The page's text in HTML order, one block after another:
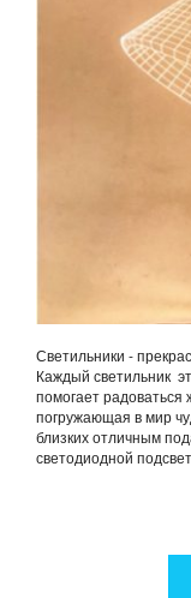
Светильники -
Каждый светильник
помогает
погружающая в мир
близких отличным
светодиодной